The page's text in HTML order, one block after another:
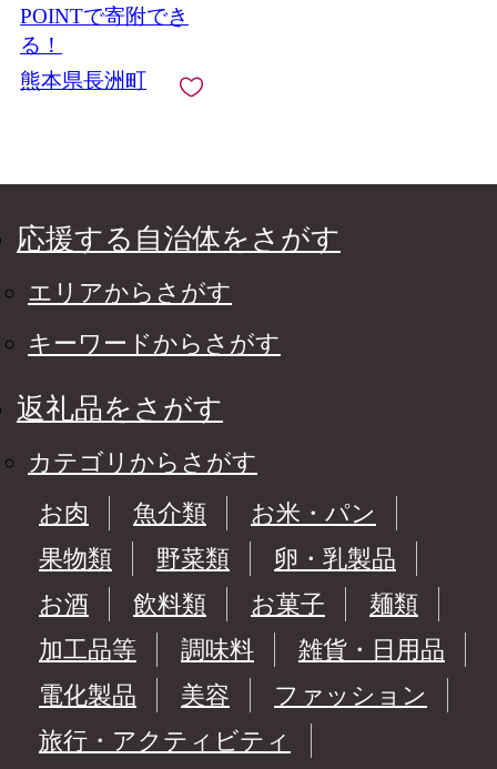
ズ 期間限定 フルーツ
5000 g 旬 柑橘 長洲町
POINTで寄附でき
る！
熊本県長洲町
応援する自治体をさがす
エリアからさがす
キーワードからさがす
返礼品をさがす
カテゴリからさがす
お肉
魚介類
お米・パン
果物類
野菜類
卵・乳製品
お酒
飲料類 お菓子
麺類
加工品等
調味料
雑貨・日用品
電化製品
美容
ファッション
旅行・アクティビティ